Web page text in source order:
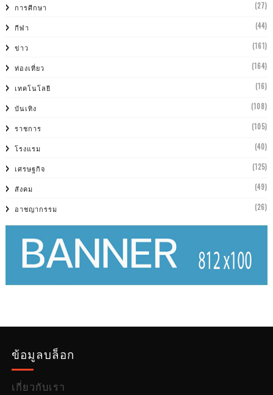
การศีกษา (27)
กีฬา (44)
ข่าว (161)
ท่องเที่ยว (164)
เทคโนโลยี (16)
บันเทิง (108)
ราชการ (105)
โรงแรม (40)
เศรษฐกิจ (125)
สังคม (49)
อาชญากรรม (26)
ข้อมูลบล็อก
เกี่ยวกับเรา